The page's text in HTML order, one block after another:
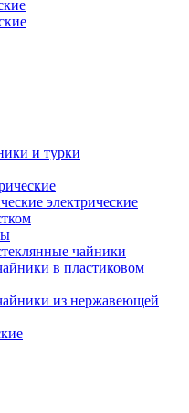
и турки
электрические
чайники
в пластиковом
из нержавеющей